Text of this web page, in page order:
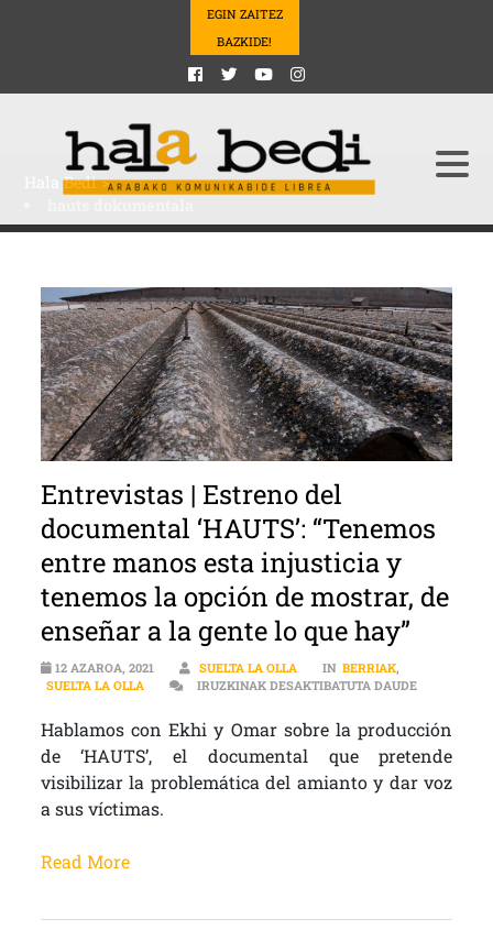
EGIN ZAITEZ
BAZKIDE!
Hala Bedi>
Entrevistas | Estreno del
documental ‘HAUTS’: “Tenemos
entre manos esta injusticia y
tenemos la opción de mostrar, de
enseñar a la gente lo que hay”
12 AZAROA, 2021 SUELTA LA OLLA IN BERRIAK,
SUELTA LA OLLA
IRUZKINAK DESAKTIBATUTA DAUDE
Hablamos con Ekhi y Omar sobre la producción
de ‘HAUTS’, el documental que pretende
visibilizar la problemática del amianto y dar voz
a sus víctimas.
Read More